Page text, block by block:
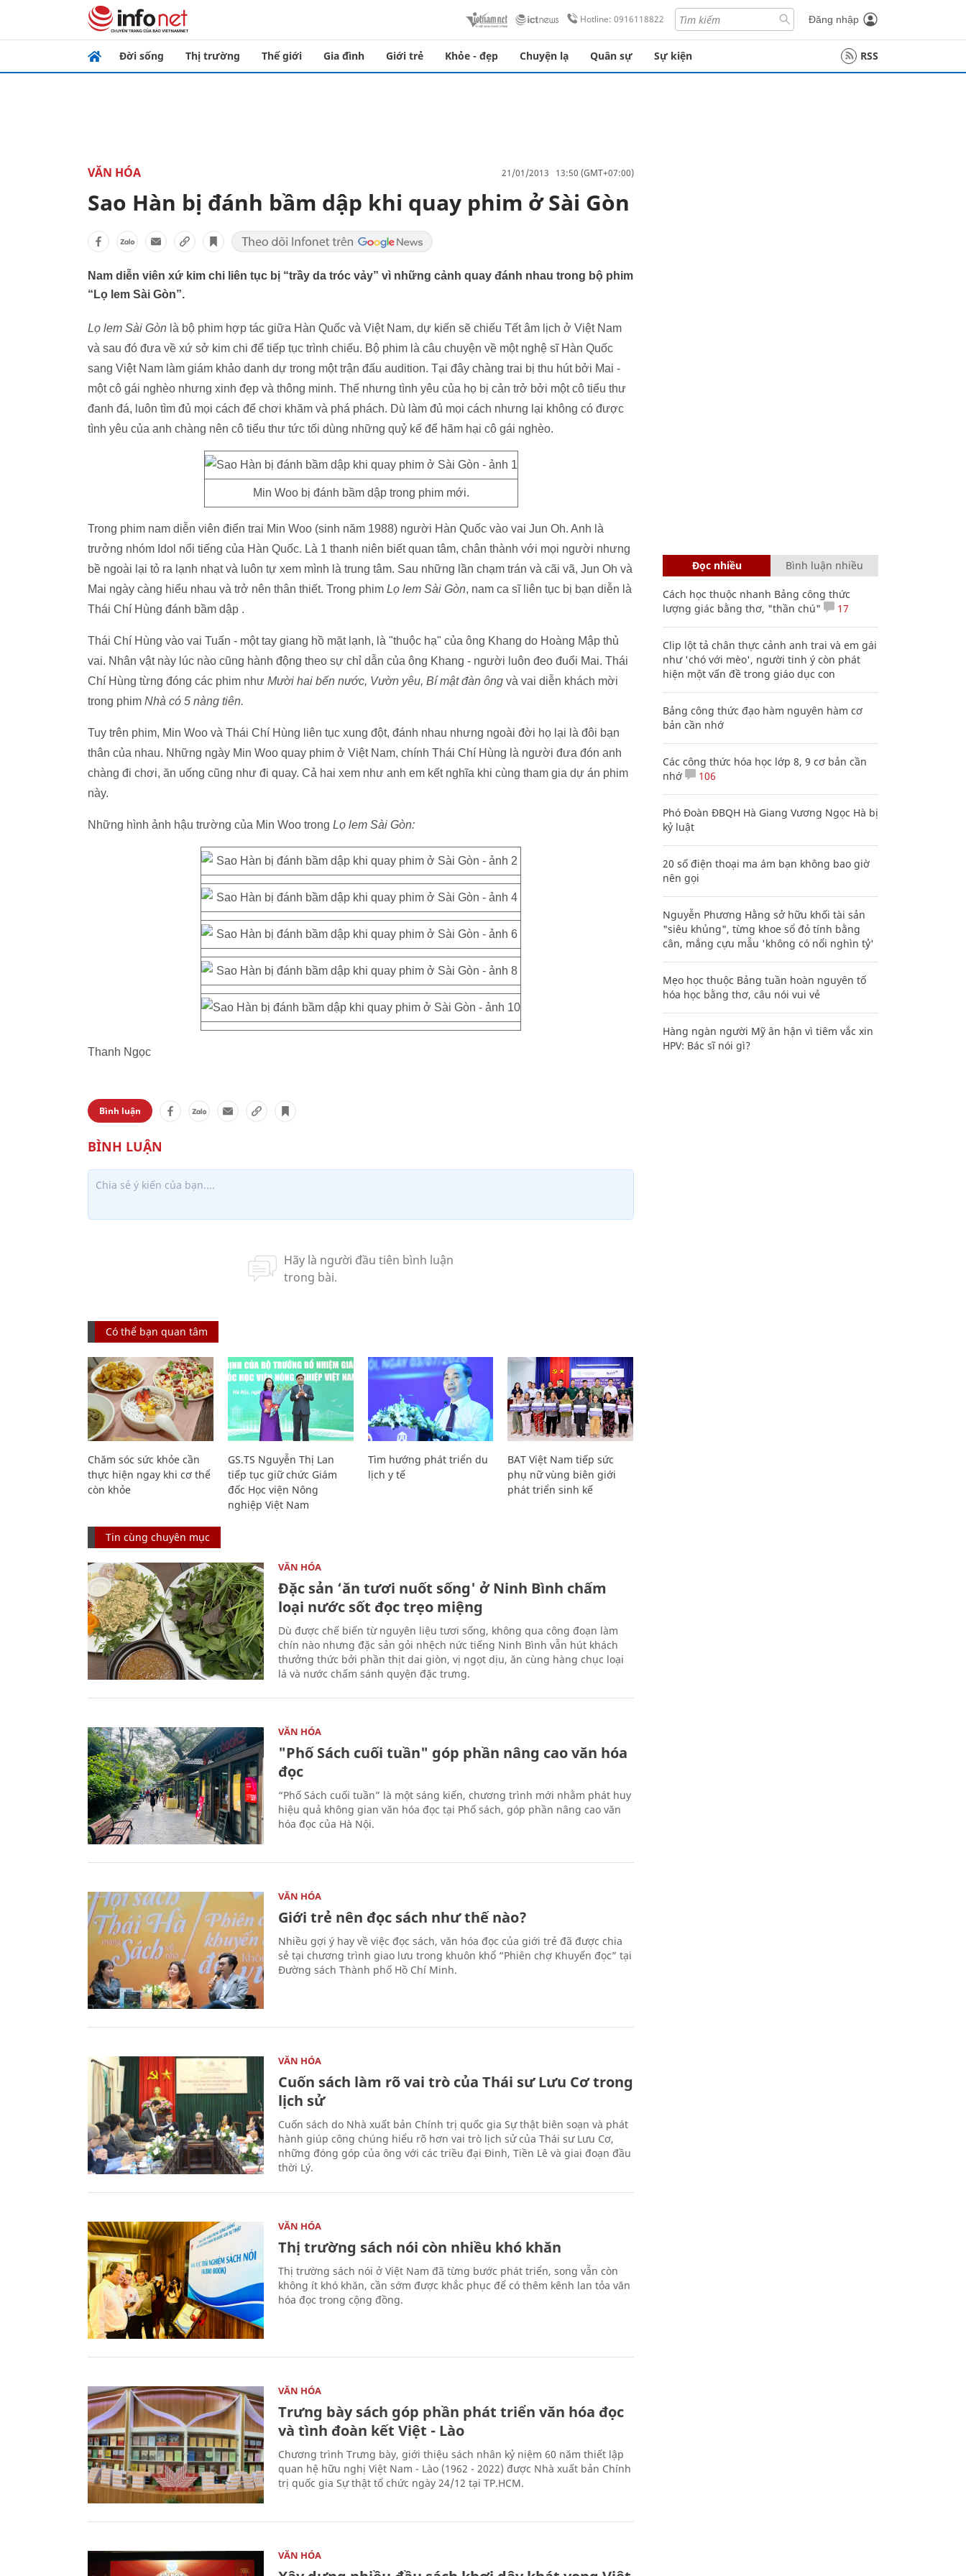
Hotline: 0916118822 Đăng nhập
Đời sống Thị trường Thế giới Gia đình Giới trẻ Khỏe - đẹp Chuyện lạ Quân sự Sự kiện RSS
VĂN HÓA 21/01/2013 13:50 (GMT+07:00)
Sao Hàn bị đánh bầm dập khi quay phim ở Sài Gòn
Nam diễn viên xứ kim chi liên tục bị “trầy da tróc vảy” vì những cảnh quay đánh nhau trong bộ phim
“Lọ lem Sài Gòn”.
Lọ lem Sài Gòn là bộ phim hợp tác giữa Hàn Quốc và Việt Nam, dự kiến sẽ chiếu Tết âm lịch ở Việt Nam
và sau đó đưa về xứ sở kim chi để tiếp tục trình chiếu. Bộ phim là câu chuyện về một nghệ sĩ Hàn Quốc
sang Việt Nam làm giám khảo danh dự trong một trận đấu audition. Tại đây chàng trai bị thu hút bởi Mai -
một cô gái nghèo nhưng xinh đẹp và thông minh. Thế nhưng tình yêu của họ bị cản trở bởi một cô tiểu thư
đanh đá, luôn tìm đủ mọi cách để chơi khăm và phá phách. Dù làm đủ mọi cách nhưng lại không có được
tình yêu của anh chàng nên cô tiểu thư tức tối dùng những quỷ kế để hãm hại cô gái nghèo.
Min Woo bị đánh bầm dập trong phim mới.
Trong phim nam diễn viên điển trai Min Woo (sinh năm 1988) người Hàn Quốc vào vai Jun Oh. Anh là
trưởng nhóm Idol nổi tiếng của Hàn Quốc. Là 1 thanh niên biết quan tâm, chân thành với mọi người nhưng
bề ngoài lại tỏ ra lạnh nhạt và luôn tự xem mình là trung tâm. Sau những lần chạm trán và cãi vã, Jun Oh và
Mai ngày càng hiểu nhau và trở nên thân thiết. Trong phim Lọ lem Sài Gòn, nam ca sĩ liên tục bị bạn diễn là
Thái Chí Hùng đánh bầm dập .
Thái Chí Hùng vào vai Tuấn - một tay giang hồ mặt lạnh, là "thuộc hạ" của ông Khang do Hoàng Mập thủ
vai. Nhân vật này lúc nào cũng hành động theo sự chỉ dẫn của ông Khang - người luôn đeo đuổi Mai. Thái
Chí Hùng từng đóng các phim như Mười hai bến nước, Vườn yêu, Bí mật đàn ông và vai diễn khách mời
trong phim Nhà có 5 nàng tiên.
Tuy trên phim, Min Woo và Thái Chí Hùng liên tục xung đột, đánh nhau nhưng ngoài đời họ lại là đôi bạn
thân của nhau. Những ngày Min Woo quay phim ở Việt Nam, chính Thái Chí Hùng là người đưa đón anh
chàng đi chơi, ăn uống cũng như đi quay. Cả hai xem như anh em kết nghĩa khi cùng tham gia dự án phim
này.
Những hình ảnh hậu trường của Min Woo trong Lọ lem Sài Gòn:
Thanh Ngọc
Bình luận
Có thể bạn quan tâm
Chăm sóc sức khỏe cần
thực hiện ngay khi cơ thể
còn khỏe
GS.TS Nguyễn Thị Lan
tiếp tục giữ chức Giám
đốc Học viện Nông
nghiệp Việt Nam
Tìm hướng phát triển du
lịch y tế
BAT Việt Nam tiếp sức
phụ nữ vùng biên giới
phát triển sinh kế
Tin cùng chuyên mục
VĂN HÓA
Đặc sản ‘ăn tươi nuốt sống' ở Ninh Bình chấm
loại nước sốt đọc trẹo miệng
Dù được chế biến từ nguyên liệu tươi sống, không qua công đoạn làm
chín nào nhưng đặc sản gỏi nhệch nức tiếng Ninh Bình vẫn hút khách
thưởng thức bởi phần thịt dai giòn, vị ngọt dịu, ăn cùng hàng chục loại
lá và nước chấm sánh quyện đặc trưng.
VĂN HÓA
"Phố Sách cuối tuần" góp phần nâng cao văn hóa
đọc
“Phố Sách cuối tuần” là một sáng kiến, chương trình mới nhằm phát huy
hiệu quả không gian văn hóa đọc tại Phố sách, góp phần nâng cao văn
hóa đọc của Hà Nội.
VĂN HÓA
Giới trẻ nên đọc sách như thế nào?
Nhiều gợi ý hay về việc đọc sách, văn hóa đọc của giới trẻ đã được chia
sẻ tại chương trình giao lưu trong khuôn khổ “Phiên chợ Khuyến đọc” tại
Đường sách Thành phố Hồ Chí Minh.
VĂN HÓA
Cuốn sách làm rõ vai trò của Thái sư Lưu Cơ trong
lịch sử
Cuốn sách do Nhà xuất bản Chính trị quốc gia Sự thật biên soạn và phát
hành giúp công chúng hiểu rõ hơn vai trò lịch sử của Thái sư Lưu Cơ,
những đóng góp của ông với các triều đại Đinh, Tiền Lê và giai đoạn đầu
thời Lý.
VĂN HÓA
Thị trường sách nói còn nhiều khó khăn
Thị trường sách nói ở Việt Nam đã từng bước phát triển, song vẫn còn
không ít khó khăn, cần sớm được khắc phục để có thêm kênh lan tỏa văn
hóa đọc trong cộng đồng.
VĂN HÓA
Trưng bày sách góp phần phát triển văn hóa đọc
và tình đoàn kết Việt - Lào
Chương trình Trưng bày, giới thiệu sách nhân kỷ niệm 60 năm thiết lập
quan hệ hữu nghị Việt Nam - Lào (1962 - 2022) được Nhà xuất bản Chính
trị quốc gia Sự thật tổ chức ngày 24/12 tại TP.HCM.
VĂN HÓA
Đọc nhiều Bình luận nhiều
Cách học thuộc nhanh Bảng công thức
lượng giác bằng thơ, "thần chú"
17
Clip lột tả chân thực cảnh anh trai và em gái
như 'chó với mèo', người tinh ý còn phát
hiện một vấn đề trong giáo dục con
Bảng công thức đạo hàm nguyên hàm cơ
bản cần nhớ
Các công thức hóa học lớp 8, 9 cơ bản cần
nhớ
106
Phó Đoàn ĐBQH Hà Giang Vương Ngọc Hà bị
kỷ luật
20 số điện thoại ma ám bạn không bao giờ
nên gọi
Nguyễn Phương Hằng sở hữu khối tài sản
"siêu khủng", từng khoe sổ đỏ tính bằng
cân, mắng cựu mẫu 'không có nổi nghìn tỷ'
Mẹo học thuộc Bảng tuần hoàn nguyên tố
hóa học bằng thơ, câu nói vui vẻ
Hàng ngàn người Mỹ ân hận vì tiêm vắc xin
HPV: Bác sĩ nói gì?